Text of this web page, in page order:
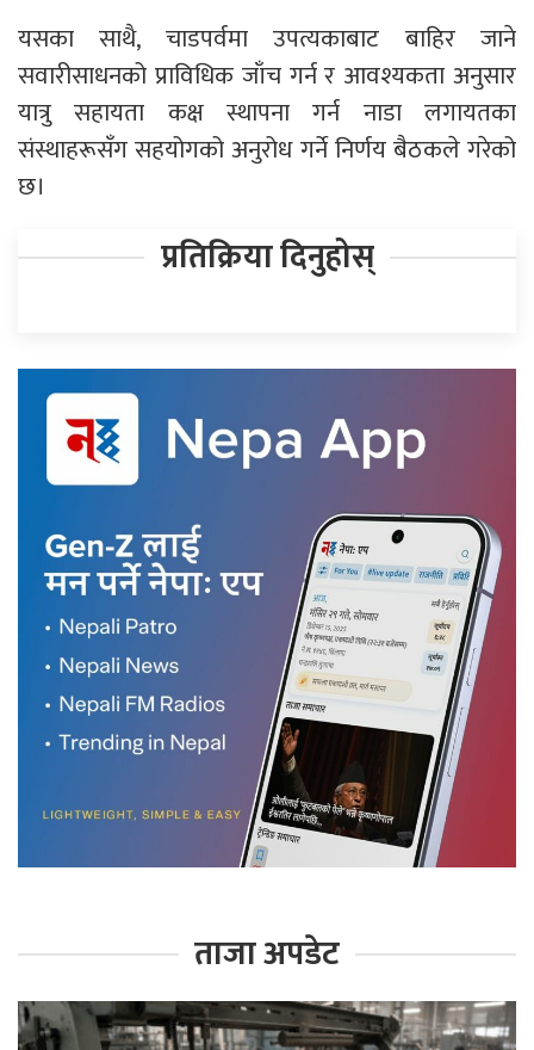
यसका साथै, चाडपर्वमा उपत्यकाबाट बाहिर जाने
सवारीसाधनको प्राविधिक जाँच गर्न र आवश्यकता अनुसार
यात्रु सहायता कक्ष स्थापना गर्न नाडा लगायतका
संस्थाहरूसँग सहयोगको अनुरोध गर्ने निर्णय बैठकले गरेको
छ।
प्रतिक्रिया दिनुहोस्
ताजा अपडेट